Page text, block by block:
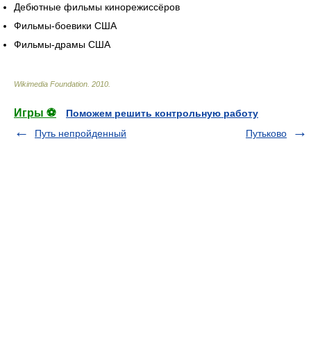
Дебютные фильмы кинорежиссёров
Фильмы-боевики США
Фильмы-драмы США
Wikimedia Foundation 2010
Игры ⚽
Поможем решить контрольную работу
Путь непройденный
Путьково